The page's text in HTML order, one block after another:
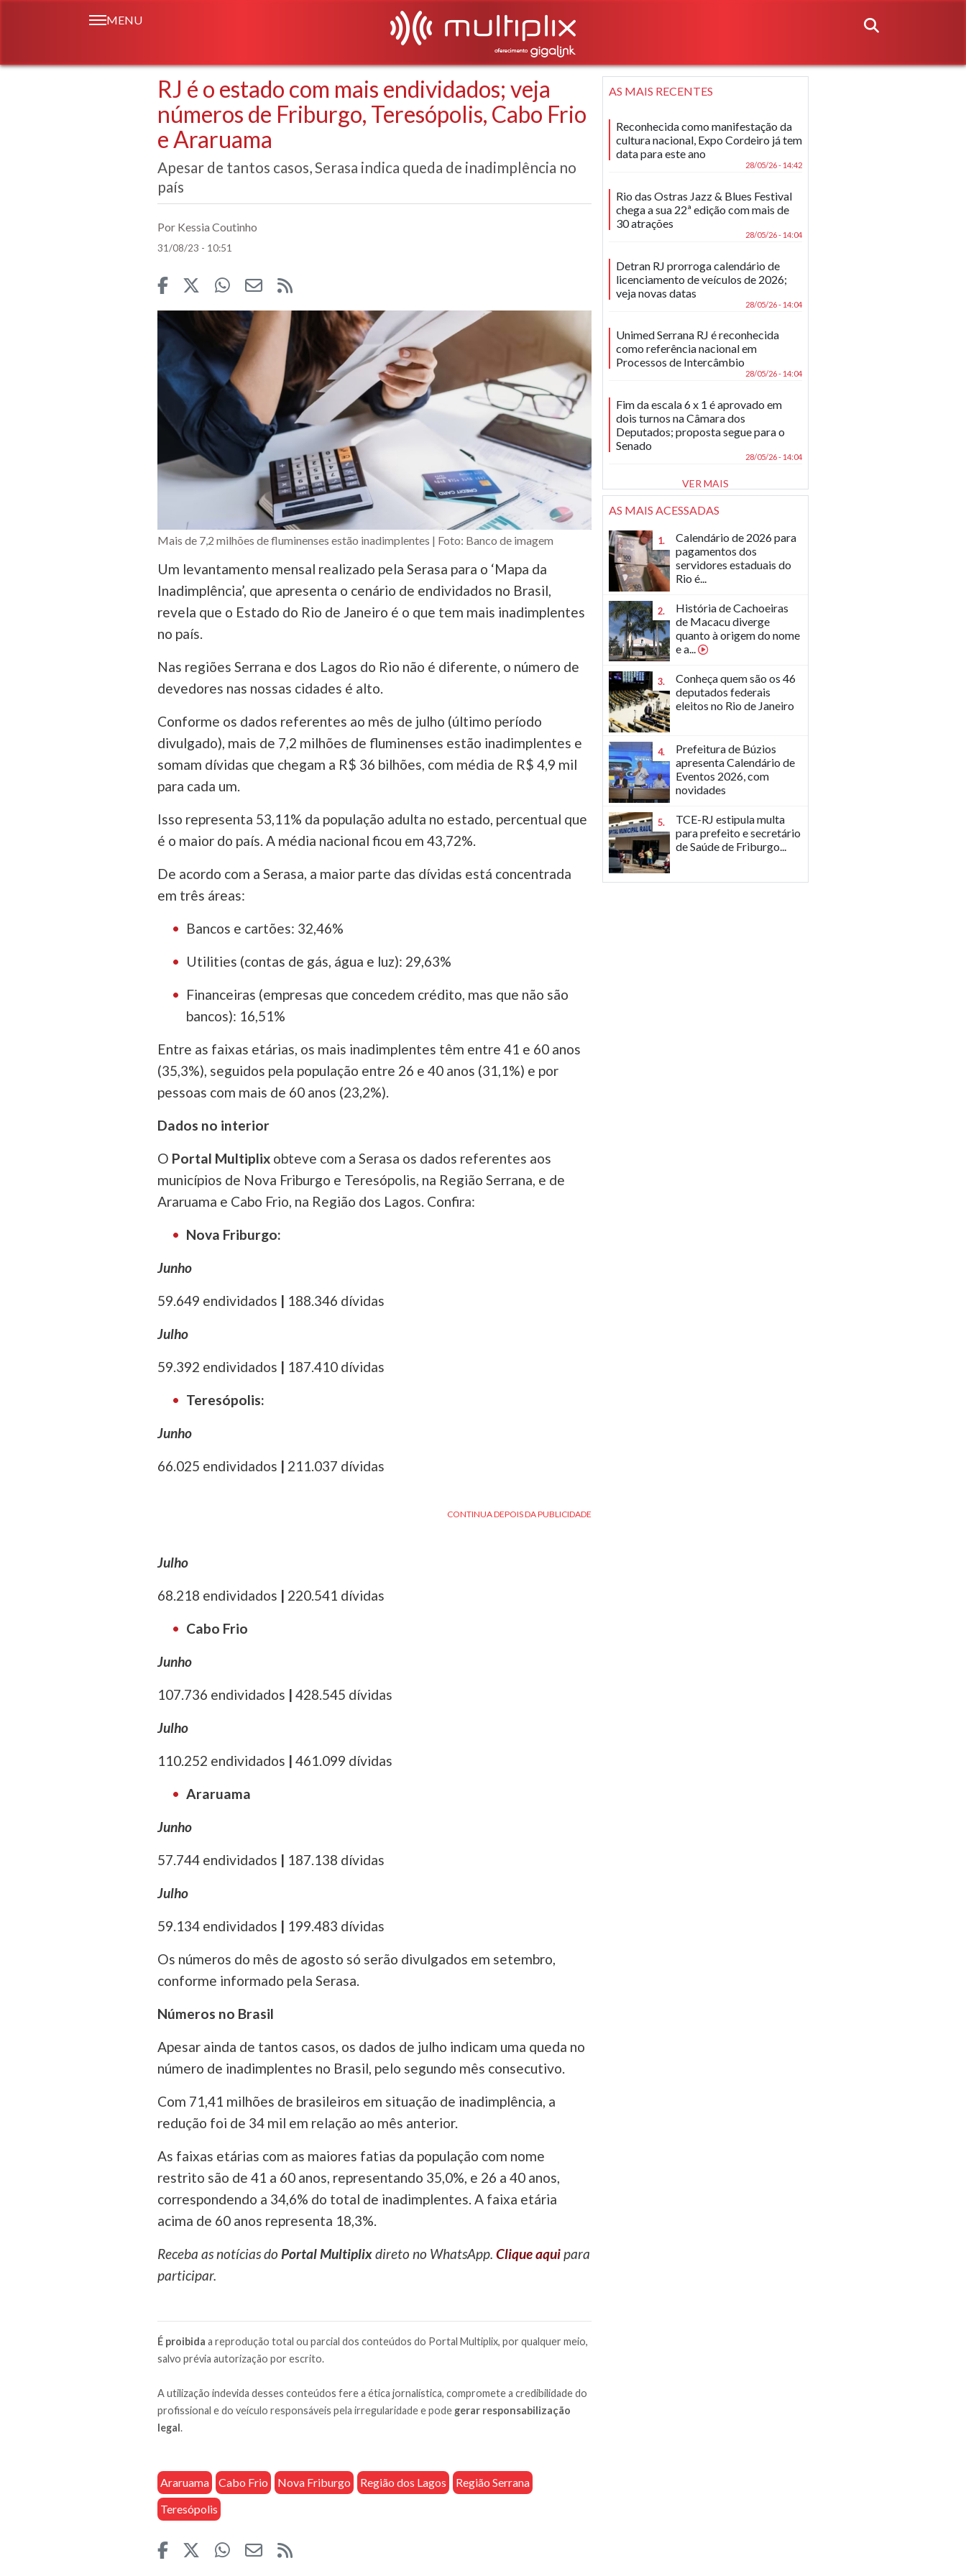
MENU
RJ é o estado com mais endividados; veja
números de Friburgo, Teresópolis, Cabo Frio
e Araruama
Apesar de tantos casos, Serasa indica queda de inadimplência no
país
Por Kessia Coutinho
31/08/23 - 10:51
Mais de 7,2 milhões de fluminenses estão inadimplentes | Foto: Banco de imagem
Um levantamento mensal realizado pela Serasa para o ‘Mapa da
Inadimplência’, que apresenta o cenário de endividados no Brasil,
revela que o Estado do Rio de Janeiro é o que tem mais inadimplentes
no país.
Nas regiões Serrana e dos Lagos do Rio não é diferente, o número de
devedores nas nossas cidades é alto.
Conforme os dados referentes ao mês de julho (último período
divulgado), mais de 7,2 milhões de fluminenses estão inadimplentes e
somam dívidas que chegam a R$ 36 bilhões, com média de R$ 4,9 mil
para cada um.
Isso representa 53,11% da população adulta no estado, percentual que
é o maior do país. A média nacional ficou em 43,72%.
De acordo com a Serasa, a maior parte das dívidas está concentrada
em três áreas:
Bancos e cartões: 32,46%
Utilities (contas de gás, água e luz): 29,63%
Financeiras (empresas que concedem crédito, mas que não são
bancos): 16,51%
Entre as faixas etárias, os mais inadimplentes têm entre 41 e 60 anos
(35,3%), seguidos pela população entre 26 e 40 anos (31,1%) e por
pessoas com mais de 60 anos (23,2%).
Dados no interior
O Portal Multiplixobteve com a Serasa os dados referentes aos
municípios de Nova Friburgo e Teresópolis, na Região Serrana, e de
Araruama e Cabo Frio, na Região dos Lagos. Confira:
Nova Friburgo:
Junho
59.649 endividados | 188.346 dívidas
Julho
59.392 endividados | 187.410 dívidas
Teresópolis:
Junho
66.025 endividados | 211.037 dívidas
Julho
68.218 endividados | 220.541 dívidas
Cabo Frio
Junho
107.736 endividados | 428.545 dívidas
Julho
110.252 endividados | 461.099 dívidas
Araruama
Junho
57.744 endividados | 187.138 dívidas
Julho
59.134 endividados | 199.483 dívidas
Os números do mês de agosto só serão divulgados em setembro,
conforme informado pela Serasa.
Números no Brasil
Apesar ainda de tantos casos, os dados de julho indicam uma queda no
número de inadimplentes no Brasil, pelo segundo mês consecutivo.
Com 71,41 milhões de brasileiros em situação de inadimplência, a
redução foi de 34 mil em relação ao mês anterior.
As faixas etárias com as maiores fatias da população com nome
restrito são de 41 a 60 anos, representando 35,0%, e 26 a 40 anos,
correspondendo a 34,6% do total de inadimplentes. A faixa etária
acima de 60 anos representa 18,3%.
Receba as notícias do Portal Multiplixdireto no WhatsApp. Clique aquipara
participar.
É proibida a reprodução total ou parcial dos conteúdos do Portal Multiplix, por qualquer meio,
salvo prévia autorização por escrito.
A utilização indevida desses conteúdos fere a ética jornalística, compromete a credibilidade do
profissional e do veículo responsáveis pela irregularidade e pode gerar responsabilização
legal.
Araruama Cabo Frio Nova Friburgo Região dos Lagos
Região Serrana
Teresópolis
AS MAIS RECENTES
Reconhecida como manifestação da
cultura nacional, Expo Cordeiro já tem
data para este ano
28/05/26 - 14:42
Rio das Ostras Jazz & Blues Festival
chega a sua 22ª edição com mais de
30 atrações
28/05/26 - 14:04
Detran RJ prorroga calendário de
licenciamento de veículos de 2026;
veja novas datas
28/05/26 - 14:04
Unimed Serrana RJ é reconhecida
como referência nacional em
Processos de Intercâmbio
28/05/26 - 14:04
Fim da escala 6 x 1 é aprovado em
dois turnos na Câmara dos
Deputados; proposta segue para o
Senado
28/05/26 - 14:04
VER MAIS
AS MAIS ACESSADAS
1.
Calendário de 2026 para
pagamentos dos
servidores estaduais do
Rio é...
2.
História de Cachoeiras
de Macacu diverge
quanto à origem do nome
e a...
3.
Conheça quem são os 46
deputados federais
eleitos no Rio de Janeiro
4.
Prefeitura de Búzios
apresenta Calendário de
Eventos 2026, com
novidades
5.
TCE-RJ estipula multa
para prefeito e secretário
de Saúde de Friburgo...